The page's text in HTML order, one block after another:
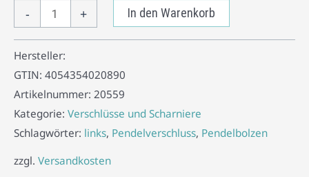
- + In den Warenkorb
Hersteller:
GTIN: 4054354020890
Artikelnummer: 20559
Kategorie: Verschlüsse und Scharniere
Schlagwörter: links, Pendelverschluss, Pendelbolzen
zzgl. Versandkosten